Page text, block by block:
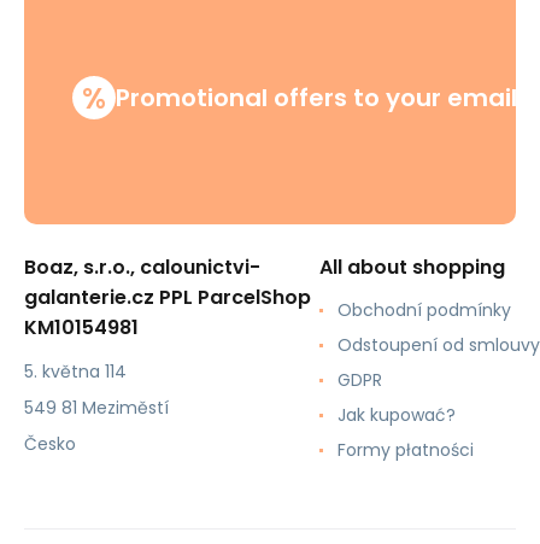
% Promotional offers to your email
Boaz, s.r.o., calounictvi-
galanterie.cz PPL ParcelShop
KM10154981
5. května 114
549 81 Meziměstí
Česko
All about shopping
Obchodní podmínky
Odstoupení od smlouvy
GDPR
Jak kupować?
Formy płatności